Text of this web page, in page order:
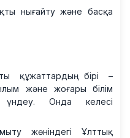
нығайту және басқа
құжаттардың бірі –
және жоғары білім
үндеу. Онда келесі
жөніндегі Ұлттық